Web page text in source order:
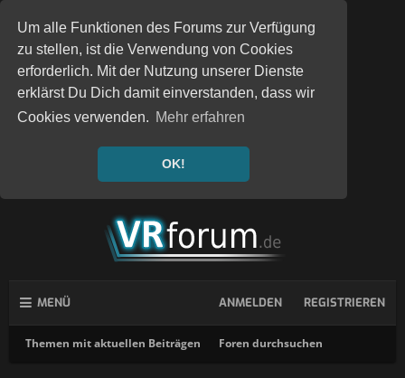
Um alle Funktionen des Forums zur Verfügung
zu stellen, ist die Verwendung von Cookies
erforderlich. Mit der Nutzung unserer Dienste
erklärst Du Dich damit einverstanden, dass wir
Cookies verwenden. Mehr erfahren
OK!
MENÜ
Themen mit aktuellen Beiträgen Foren durchsuchen
ANMELDEN REGISTRIEREN